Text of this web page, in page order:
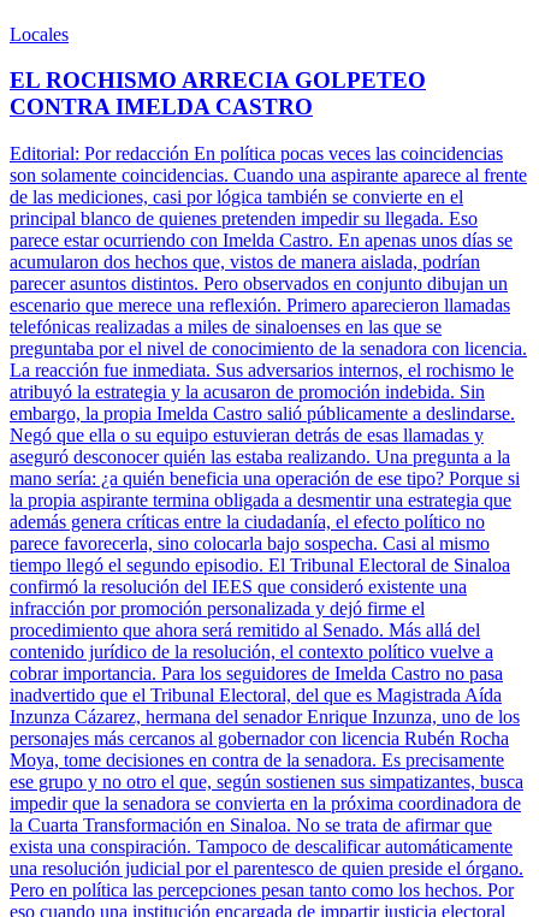
Locales
EL ROCHISMO ARRECIA GOLPETEO
CONTRA IMELDA CASTRO
Editorial: Por redacción En política pocas veces las coincidencias
son solamente coincidencias. Cuando una aspirante aparece al frente
de las mediciones, casi por lógica también se convierte en el
principal blanco de quienes pretenden impedir su llegada. Eso
parece estar ocurriendo con Imelda Castro. En apenas unos días se
acumularon dos hechos que, vistos de manera aislada, podrían
parecer asuntos distintos. Pero observados en conjunto dibujan un
escenario que merece una reflexión. Primero aparecieron llamadas
telefónicas realizadas a miles de sinaloenses en las que se
preguntaba por el nivel de conocimiento de la senadora con licencia.
La reacción fue inmediata. Sus adversarios internos, el rochismo le
atribuyó la estrategia y la acusaron de promoción indebida. Sin
embargo, la propia Imelda Castro salió públicamente a deslindarse.
Negó que ella o su equipo estuvieran detrás de esas llamadas y
aseguró desconocer quién las estaba realizando. Una pregunta a la
mano sería: ¿a quién beneficia una operación de ese tipo? Porque si
la propia aspirante termina obligada a desmentir una estrategia que
además genera críticas entre la ciudadanía, el efecto político no
parece favorecerla, sino colocarla bajo sospecha. Casi al mismo
tiempo llegó el segundo episodio. El Tribunal Electoral de Sinaloa
confirmó la resolución del IEES que consideró existente una
infracción por promoción personalizada y dejó firme el
procedimiento que ahora será remitido al Senado. Más allá del
contenido jurídico de la resolución, el contexto político vuelve a
cobrar importancia. Para los seguidores de Imelda Castro no pasa
inadvertido que el Tribunal Electoral, del que es Magistrada Aída
Inzunza Cázarez, hermana del senador Enrique Inzunza, uno de los
personajes más cercanos al gobernador con licencia Rubén Rocha
Moya, tome decisiones en contra de la senadora. Es precisamente
ese grupo y no otro el que, según sostienen sus simpatizantes, busca
impedir que la senadora se convierta en la próxima coordinadora de
la Cuarta Transformación en Sinaloa. No se trata de afirmar que
exista una conspiración. Tampoco de descalificar automáticamente
una resolución judicial por el parentesco de quien preside el órgano.
Pero en política las percepciones pesan tanto como los hechos. Por
eso cuando una institución encargada de impartir justicia electoral